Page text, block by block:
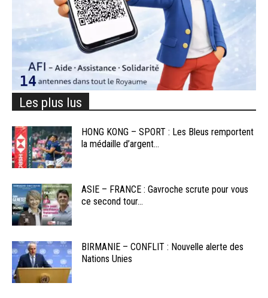
Les plus lus
HONG KONG – SPORT : Les Bleus remportent
la médaille d’argent...
ASIE – FRANCE : Gavroche scrute pour vous
ce second tour...
BIRMANIE – CONFLIT : Nouvelle alerte des
Nations Unies